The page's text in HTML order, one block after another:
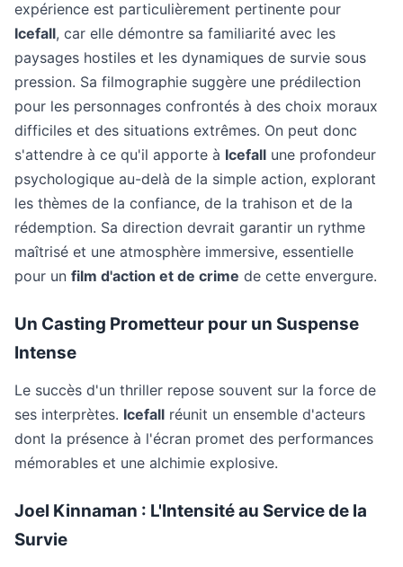
expérience est particulièrement pertinente pour
Icefall, car elle démontre sa familiarité avec les
paysages hostiles et les dynamiques de survie sous
pression. Sa filmographie suggère une prédilection
pour les personnages confrontés à des choix moraux
difficiles et des situations extrêmes. On peut donc
s'attendre à ce qu'il apporte à Icefall une profondeur
psychologique au-delà de la simple action, explorant
les thèmes de la confiance, de la trahison et de la
rédemption. Sa direction devrait garantir un rythme
maîtrisé et une atmosphère immersive, essentielle
pour un film d'action et de crime de cette envergure.
Un Casting Prometteur pour un Suspense
Intense
Le succès d'un thriller repose souvent sur la force de
ses interprètes. Icefall réunit un ensemble d'acteurs
dont la présence à l'écran promet des performances
mémorables et une alchimie explosive.
Joel Kinnaman : L'Intensité au Service de la
Survie